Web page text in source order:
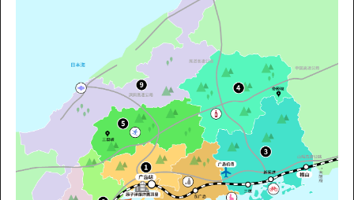
广岛观光宣传册